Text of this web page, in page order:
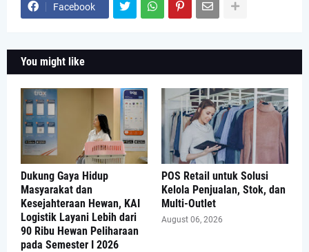
Facebook
You might like
Dukung Gaya Hidup
Masyarakat dan
Kesejahteraan Hewan, KAI
Logistik Layani Lebih dari
90 Ribu Hewan Peliharaan
pada Semester I 2026
POS Retail untuk Solusi
Kelola Penjualan, Stok, dan
Multi-Outlet
August 06, 2026